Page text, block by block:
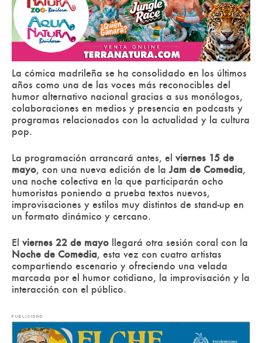
La cómica madrileña se ha consolidado en los últimos
años como una de las voces más reconocibles del
humor alternativo nacional gracias a sus monólogos,
colaboraciones en medios y presencia en podcasts y
programas relacionados con la actualidad y la cultura
pop.
La programación arrancará antes, el viernes 15 de
mayo, con una nueva edición de la Jam de Comedia,
una noche colectiva en la que participarán ocho
humoristas poniendo a prueba textos nuevos,
improvisaciones y estilos muy distintos de stand-up en
un formato dinámico y cercano.
El viernes 22 de mayo llegará otra sesión coral con la
Noche de Comedia, esta vez con cuatro artistas
compartiendo escenario y ofreciendo una velada
marcada por el humor cotidiano, la improvisación y la
interacción con el público.